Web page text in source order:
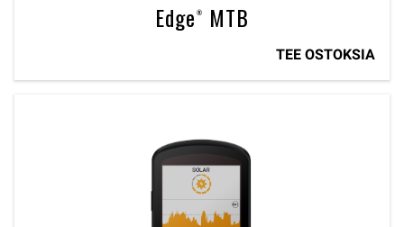
Edge® MTB
TEE OSTOKSIA